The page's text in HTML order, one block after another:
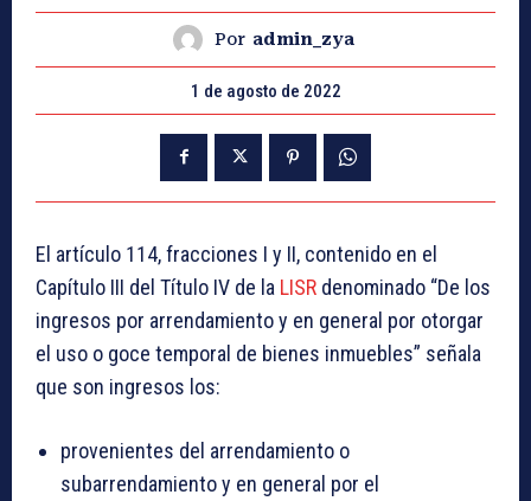
Por admin_zya
1 de agosto de 2022
El artículo 114, fracciones I y II, contenido en el
Capítulo III del Título IV de la LISR denominado “De los
ingresos por arrendamiento y en general por otorgar
el uso o goce temporal de bienes inmuebles” señala
que son ingresos los:
provenientes del arrendamiento o
subarrendamiento y en general por el